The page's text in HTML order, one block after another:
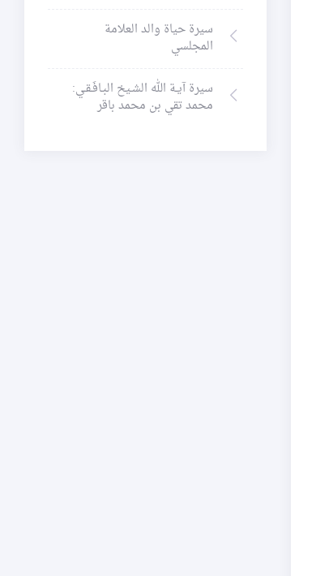
سيرة حياة والد العلامة
المجلسي
سيرة آيـة الله الشـيخ البـافَـقـي:
محمد تقي بن محمد باقر